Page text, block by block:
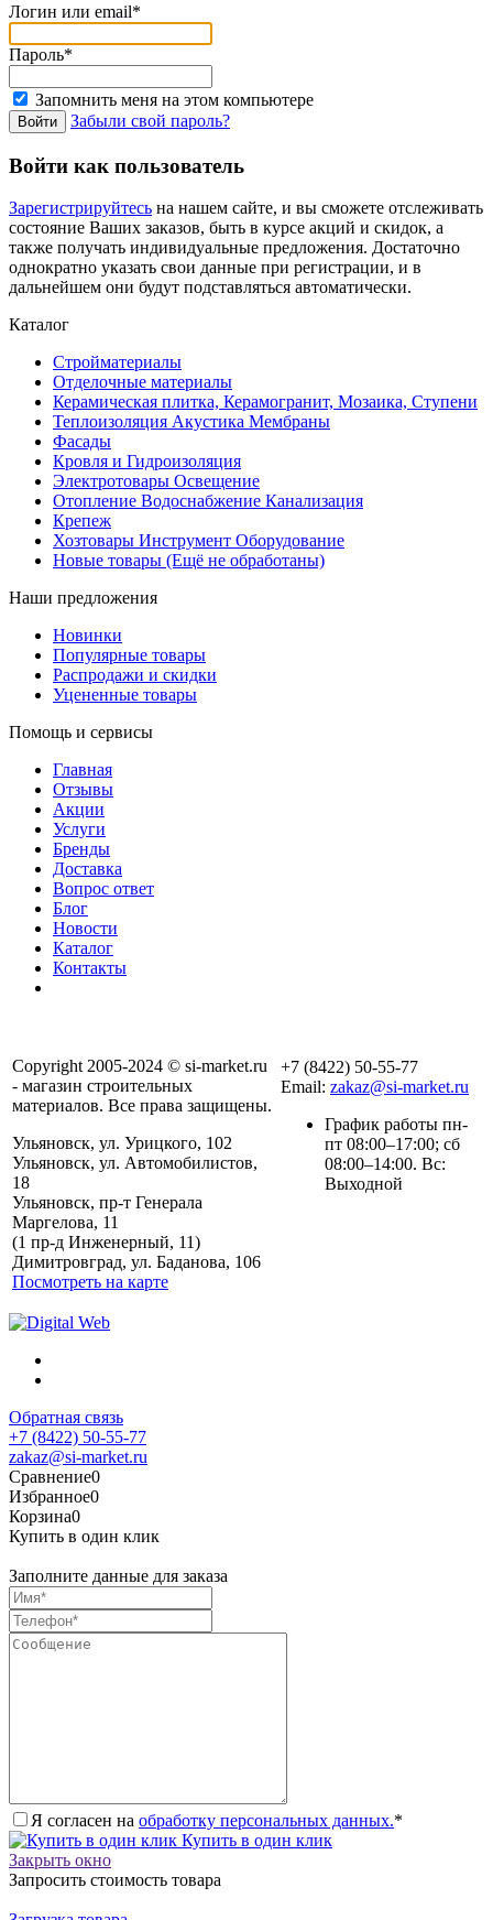
Логин или email*
Пароль*
Запомнить меня на этом компьютере
Забыли свой пароль?
Войти как пользователь
Зарегистрируйтесь на нашем сайте, и вы сможете отслеживать
состояние Ваших заказов, быть в курсе акций и скидок, а
также получать индивидуальные предложения. Достаточно
однократно указать свои данные при регистрации, и в
дальнейшем они будут подставляться автоматически.
Каталог
Стройматериалы
Отделочные материалы
Керамическая плитка, Керамогранит, Мозаика, Ступени
Теплоизоляция Акустика Мембраны
Фасады
Кровля и Гидроизоляция
Электротовары Освещение
Отопление Водоснабжение Канализация
Крепеж
Хозтовары Инструмент Оборудование
Новые товары (Ещё не обработаны)
Наши предложения
Новинки
Популярные товары
Распродажи и скидки
Уцененные товары
Помощь и сервисы
Главная
Отзывы
Акции
Услуги
Бренды
Доставка
Вопрос ответ
Блог
Новости
Каталог
Контакты
Copyright 2005-2024 © si-market.ru
- магазин строительных
материалов. Все права защищены.
Ульяновск, ул. Урицкого, 102
Ульяновск, ул. Автомобилистов,
18
Ульяновск, пр-т Генерала
Маргелова, 11
(1 пр-д Инженерный, 11)
Димитровград, ул. Баданова, 106
Посмотреть на карте
+7 (8422) 50-55-77
Email: zakaz@si-market.ru
График работы пн-
пт 08:00–17:00; сб
08:00–14:00. Вс:
Выходной
Обратная связь
+7 (8422) 50-55-77
zakaz@si-market.ru
Сравнение0
Избранное0
Корзина0
Купить в один клик
Заполните данные для заказа
Я согласен на обработку персональных данных.*
Купить в один клик
Закрыть окно
Запросить стоимость товара